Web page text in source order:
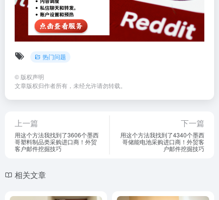
热门问题
© 版权声明
文章版权归作者所有，未经允许请勿转载。
上一篇
用这个方法我找到了3606个墨西
哥塑料制品类采购进口商！外贸
客户邮件挖掘技巧
下一篇
用这个方法我找到了4340个墨西
哥储能电池采购进口商！外贸客
户邮件挖掘技巧
相关文章